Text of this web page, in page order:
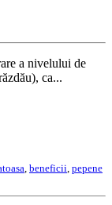
a nivelului de
ca...
beneficii pepene